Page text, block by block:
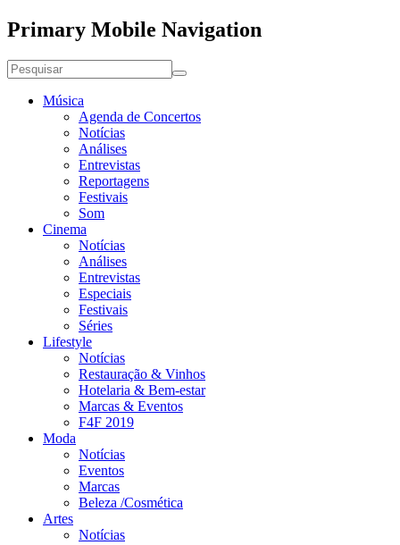
Primary Mobile Navigation
Música
Agenda de Concertos
Notícias
Análises
Entrevistas
Reportagens
Festivais
Som
Cinema
Notícias
Análises
Entrevistas
Especiais
Festivais
Séries
Lifestyle
Notícias
Restauração & Vinhos
Hotelaria & Bem-estar
Marcas & Eventos
F4F 2019
Moda
Notícias
Eventos
Marcas
Beleza /Cosmética
Artes
Notícias